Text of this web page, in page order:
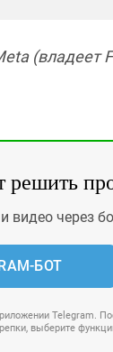
(владеет
решить
видео через
БОТ
Telegram.
выберите